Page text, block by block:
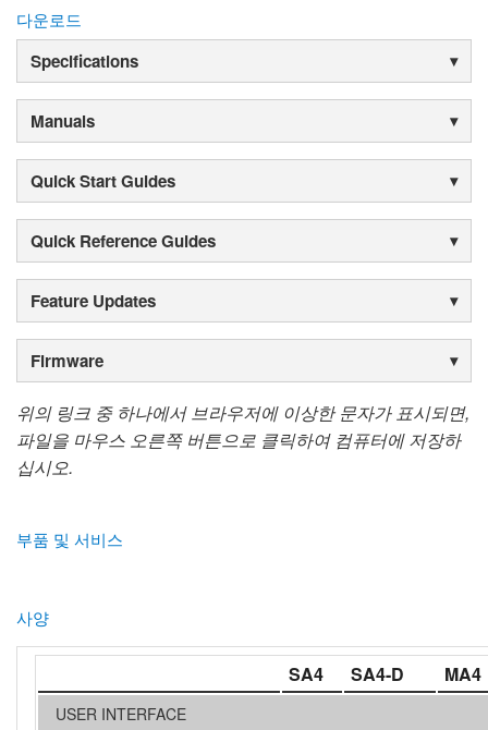
다운로드
Specifications
Manuals
Quick Start Guides
Quick Reference Guides
Feature Updates
Firmware
위의 링크 중 하나에서 브라우저에 이상한 문자가 표시되면,
파일을 마우스 오른쪽 버튼으로 클릭하여 컴퓨터에 저장하
십시오.
부품 및 서비스
사양
SA4 SA4-D MA4
USER INTERFACE